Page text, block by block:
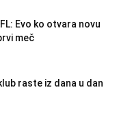
Evo ko otvara novu
meč
raste iz dana u dan